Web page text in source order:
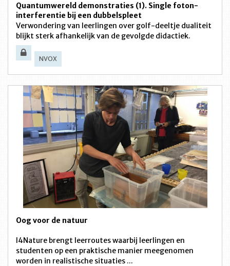
Quantumwereld demonstraties (1). Single foton-
interferentie bij een dubbelspleet
Verwondering van leerlingen over golf-deeltje dualiteit
blijkt sterk afhankelijk van de gevolgde didactiek.
NVOX
Oog voor de natuur
I4Nature brengt leerroutes waarbij leerlingen en
studenten op een praktische manier meegenomen
worden in realistische situaties ...